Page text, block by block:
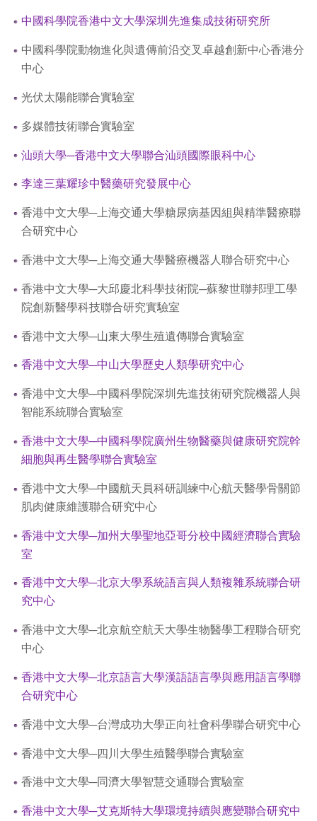
中國科學院香港中文大學深圳先進集成技術研究所
中國科學院動物進化與遺傳前沿交叉卓越創新中心香港分
中心
光伏太陽能聯合實驗室
多媒體技術聯合實驗室
汕頭大學─香港中文大學聯合汕頭國際眼科中心
李達三葉耀珍中醫藥研究發展中心
香港中文大學─上海交通大學糖尿病基因組與精準醫療聯
合研究中心
香港中文大學─上海交通大學醫療機器人聯合研究中心
香港中文大學─大邱慶北科學技術院─蘇黎世聯邦理工學
院創新醫學科技聯合研究實驗室
香港中文大學─山東大學生殖遺傳聯合實驗室
香港中文大學─中山大學歷史人類學研究中心
香港中文大學─中國科學院深圳先進技術研究院機器人與
智能系統聯合實驗室
香港中文大學─中國科學院廣州生物醫藥與健康研究院幹
細胞與再生醫學聯合實驗室
香港中文大學─中國航天員科研訓練中心航天醫學骨關節
肌肉健康維護聯合研究中心
香港中文大學─加州大學聖地亞哥分校中國經濟聯合實驗
室
香港中文大學─北京大學系統語言與人類複雜系統聯合研
究中心
香港中文大學─北京航空航天大學生物醫學工程聯合研究
中心
香港中文大學─北京語言大學漢語語言學與應用語言學聯
合研究中心
香港中文大學─台灣成功大學正向社會科學聯合研究中心
香港中文大學─四川大學生殖醫學聯合實驗室
香港中文大學─同濟大學智慧交通聯合實驗室
香港中文大學─艾克斯特大學環境持續與應變聯合研究中